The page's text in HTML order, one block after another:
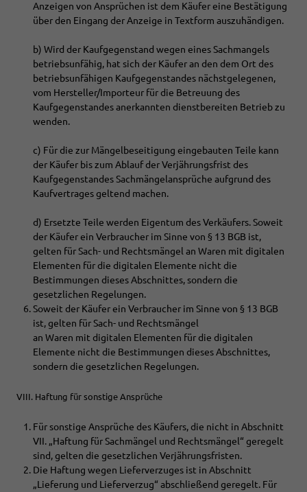
Anzeigen von Ansprüchen ist dem Käufer eine Bestätigung
über den Eingang der Anzeige in Textform auszuhändigen.
b) Wird der Kaufgegenstand wegen eines Sachmangels
betriebsunfähig, hat sich der Käufer an den dem Ort des
betriebsunfähigen Kaufgegenstandes nächstgelegenen,
vom Hersteller/Importeur für die Betreuung des
Kaufgegenstandes anerkannten dienstbereiten Betrieb zu
wenden.
c) Für die zur Mängelbeseitigung eingebauten Teile kann
der Käufer bis zum Ablauf der Verjährungsfrist des
Kaufgegenstandes Sachmängelansprüche aufgrund des
Kaufvertrages geltend machen.
d) Ersetzte Teile werden Eigentum des Verkäufers. Soweit
der Käufer ein Verbraucher im Sinne von § 13 BGB ist,
gelten für Sach- und Rechtsmängel an Waren mit digitalen
Elementen für die digitalen Elemente nicht die
Bestimmungen dieses Abschnittes, sondern die
gesetzlichen Regelungen.
Soweit der Käufer ein Verbraucher im Sinne von § 13 BGB
ist, gelten für Sach- und Rechtsmängel
an Waren mit digitalen Elementen für die digitalen
Elemente nicht die Bestimmungen dieses Abschnittes,
sondern die gesetzlichen Regelungen.
VIII. Haftung für sonstige Ansprüche
Für sonstige Ansprüche des Käufers, die nicht in Abschnitt
VII. „Haftung für Sachmängel und Rechtsmängel“ geregelt
sind, gelten die gesetzlichen Verjährungsfristen.
Die Haftung wegen Lieferverzuges ist in Abschnitt
„Lieferung und Lieferverzug“ abschließend geregelt. Für